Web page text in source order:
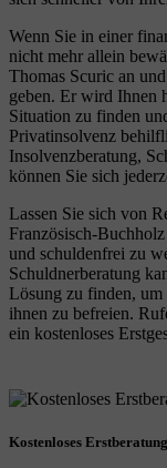
Wenn Sie in einer
nicht mehr allein
Thomas Scuric an
geben. Er wird Ihnen
Situation zu finden
Privatinsolvenz
Insolvenzberatung,
können Sie sich
Lassen Sie sich von
Französisch-
und schuldenfrei zu
Schuldnerberatung
Lösung zu finden,
ihnen zu befreien.
ein kostenloses
Kostenloses